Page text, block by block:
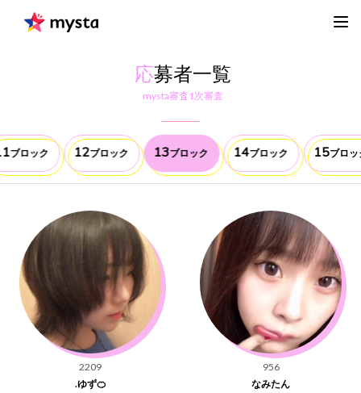
応募者一覧
mysta審査1次審査
ブロック 12ブロック 13ブロック 14ブロック 15ブロッ
2209
.ゆず🍊
956
なみたん